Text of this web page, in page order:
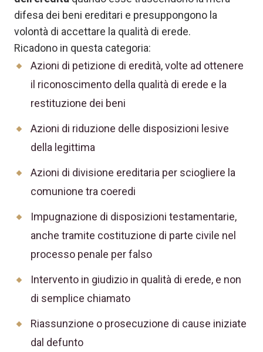
difesa dei beni ereditari e presuppongono la
volontà di accettare la qualità di erede.
Ricadono in questa categoria:
Azioni di petizione di eredità, volte ad ottenere
il riconoscimento della qualità di erede e la
restituzione dei beni
Azioni di riduzione delle disposizioni lesive
della legittima
Azioni di divisione ereditaria per sciogliere la
comunione tra coeredi
Impugnazione di disposizioni testamentarie,
anche tramite costituzione di parte civile nel
processo penale per falso
Intervento in giudizio in qualità di erede, e non
di semplice chiamato
Riassunzione o prosecuzione di cause iniziate
dal defunto